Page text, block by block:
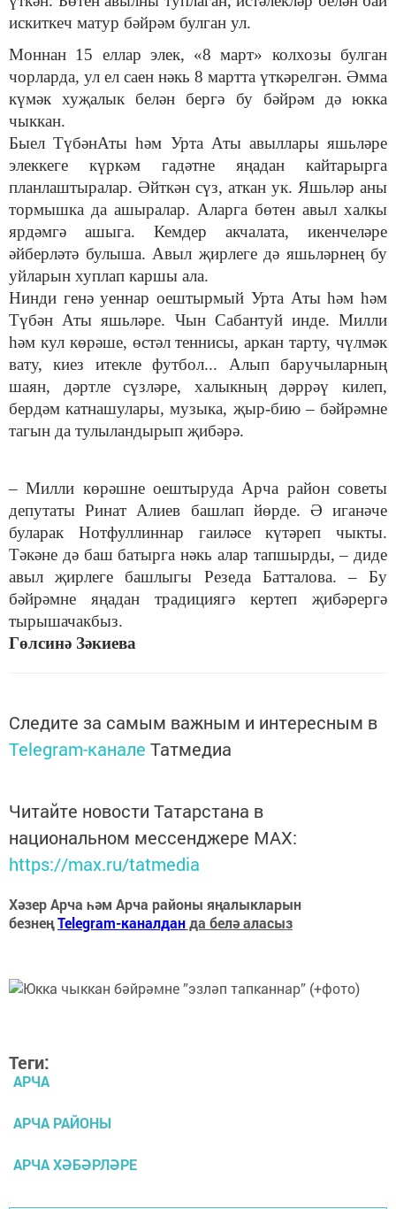
искиткеч матур бәйрәм булган ул.
Моннан 15 еллар элек, «8 март» колхозы булган
чорларда, ул ел саен нәкь 8 мартта үткәрелгән. Әмма
күмәк хуҗалык белән бергә бу бәйрәм дә юкка
чыккан.
Быел ТүбәнАты һәм Урта Аты авыллары яшьләре
элеккеге күркәм гадәтне яңадан кайтарырга
планлаштыралар. Әйткән сүз, аткан ук. Яшьләр аны
тормышка да ашыралар. Аларга бөтен авыл халкы
ярдәмгә ашыга. Кемдер акчалата, икенчеләре
әйберләтә булыша. Авыл җирлеге дә яшьләрнең бу
уйларын хуплап каршы ала.
Нинди генә уеннар оештырмый Урта Аты һәм һәм
Түбән Аты яшьләре. Чын Сабантуй инде. Милли
һәм кул көрәше, өстәл теннисы, аркан тарту, чүлмәк
вату, киез итекле футбол... Алып баручыларның
шаян, дәртле сүзләре, халыкның дәррәү килеп,
бердәм катнашулары, музыка, җыр-бию – бәйрәмне
тагын да тулыландырып җибәрә.
– Милли көрәшне оештыруда Арча район советы
депутаты Ринат Алиев башлап йөрде. Ә иганәче
буларак Нотфуллиннар гаиләсе күтәреп чыкты.
Тәкәне дә баш батырга нәкь алар тапшырды, – диде
авыл җирлеге башлыгы Резеда Батталова. – Бу
бәйрәмне яңадан традициягә кертеп җибәрергә
тырышачакбыз.
Гөлсинә Зәкиева
Следите за самым важным и интересным в
Telegram-канале Татмедиа
Читайте новости Татарстана в
национальном мессенджере MАХ:
https://max.ru/tatmedia
Хәзер Арча һәм Арча районы яңалыкларын
безнеңTelegram-каналданда белә аласыз
Теги:
АРЧА
АРЧА РАЙОНЫ
АРЧА ХӘБӘРЛӘРЕ